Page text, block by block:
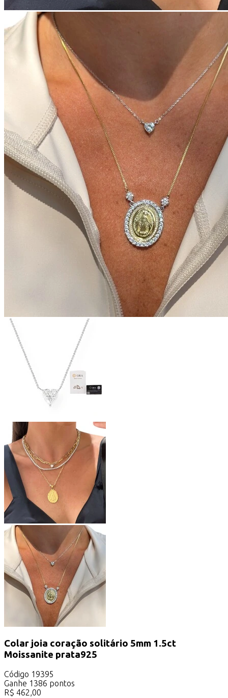
Colar joia coração solitário 5mm 1.5ct
Moissanite prata925
Código 19395
Ganhe 1386 pontos
R$ 462,00